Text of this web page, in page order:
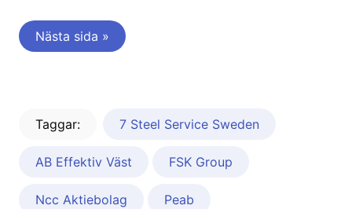
Nästa sida »
Taggar: 7 Steel Service Sweden
AB Effektiv Väst FSK Group
Ncc Aktiebolag Peab